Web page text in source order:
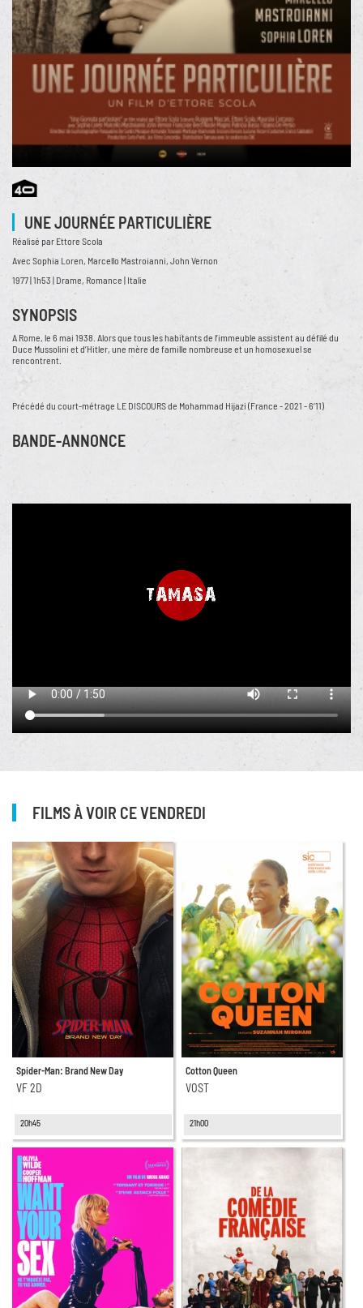
UNE JOURNÉE PARTICULIÈRE
Réalisé par Ettore Scola
Avec Sophia Loren, Marcello Mastroianni, John Vernon
1977 | 1h53 | Drame, Romance | Italie
SYNOPSIS
A Rome, le 6 mai 1938. Alors que tous les habitants de l’immeuble assistent au défilé du
Duce Mussolini et d’Hitler, une mère de famille nombreuse et un homosexuel se
rencontrent.
Précédé du court-métrage LE DISCOURS de Mohammad Hijazi (France - 2021 - 6’11)
BANDE-ANNONCE
FILMS À VOIR CE VENDREDI
Spider-Man: Brand New Day
VF 2D
20h45
Cotton Queen
VOST
21h00